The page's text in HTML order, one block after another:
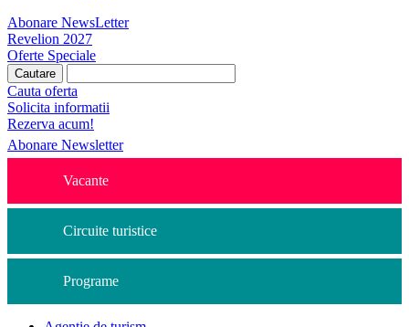
Abonare NewsLetter
Revelion 2027
Oferte Speciale
Cauta oferta
Solicita informatii
Rezerva acum!
Abonare Newsletter
Vacante
Circuite turistice
Programe